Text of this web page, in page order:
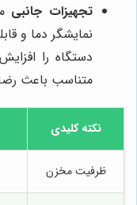
تجهیزات جانبی
نمایشگر دما و
دستگاه را
متناسب باعث
نکته کلیدی
ظرفیت مخزن